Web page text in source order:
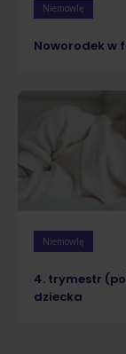
Niemowlę
Noworodek w
Niemowlę
4. trymestr
dziecka